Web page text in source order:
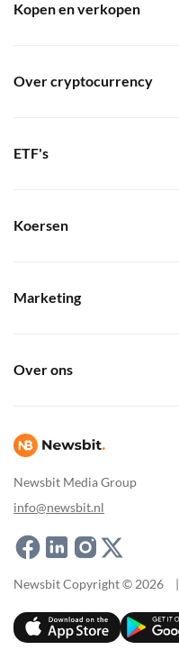
Newsbit Media Group
info@newsbit.nl
Kopen en verkopen
Over cryptocurrency
ETF's
Koersen
Marketing
Over ons
Newsbit Copyright © 2026 |